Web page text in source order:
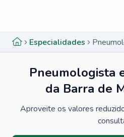
Especialidades
Pneumologista
da Barra de
Aproveite os valores